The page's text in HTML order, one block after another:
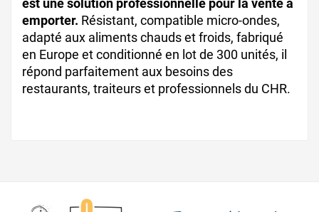
est une solution professionnelle pour la vente à
emporter. Résistant, compatible micro-ondes,
adapté aux aliments chauds et froids, fabriqué
en Europe et conditionné en lot de 300 unités, il
répond parfaitement aux besoins des
restaurants, traiteurs et professionnels du CHR.